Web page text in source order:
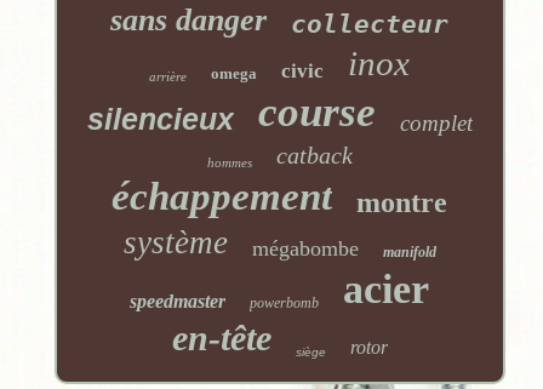
sans danger collecteur
arrière omega civic inox
silencieux course complet
hommes catback
échappement montre
système mégabombe manifold
speedmaster powerbomb acier
en-tête siège rotor